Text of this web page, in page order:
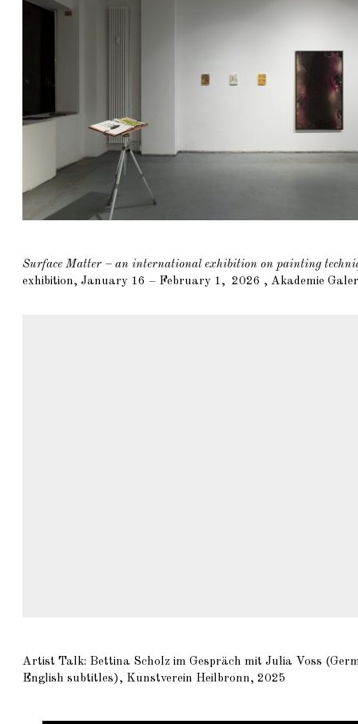
Surface Matter – an international exhibition on painting
exhibition, January 16 – February 1, 2026 , Akademie
Artist Talk: Bettina Scholz im Gespräch mit Julia Voss
English subtitles), Kunstverein Heilbronn, 2025